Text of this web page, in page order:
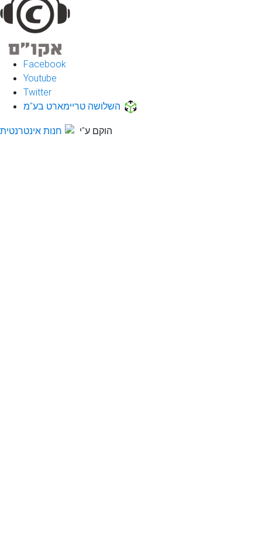
Facebook
Youtube
Twitter
השלושה טריימארט בע"מ
הוקם ע"י חנות אינטרנטית